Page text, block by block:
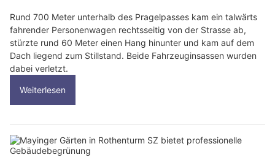
Rund 700 Meter unterhalb des Pragelpasses kam ein talwärts
fahrender Personenwagen rechtsseitig von der Strasse ab,
stürzte rund 60 Meter einen Hang hinunter und kam auf dem
Dach liegend zum Stillstand. Beide Fahrzeuginsassen wurden
dabei verletzt.
Weiterlesen